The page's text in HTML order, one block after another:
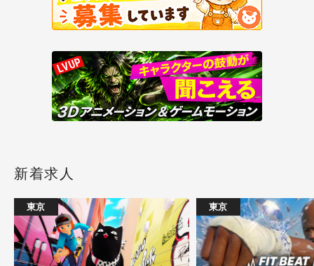
新着求人
東京 東京